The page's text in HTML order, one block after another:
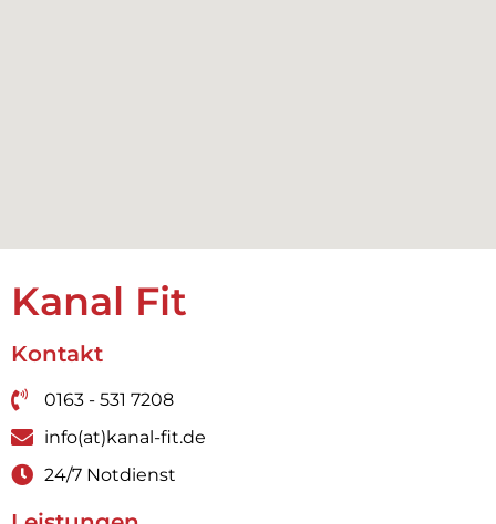
Kanal Fit
Kontakt
0163 - 531 7208
info(at)kanal-fit.de
24/7 Notdienst